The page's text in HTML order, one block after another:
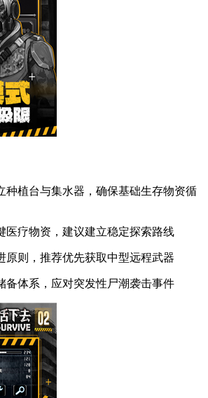
种植台与集水器，确保基础生存物资循
医疗物资，建议建立稳定探索路线
原则，推荐优先获取中型远程武器
备体系，应对突发性尸潮袭击事件